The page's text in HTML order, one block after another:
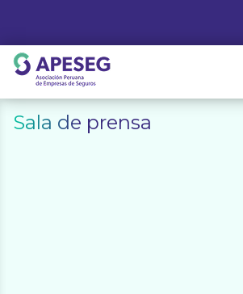
content
APESEG
Sala de prensa